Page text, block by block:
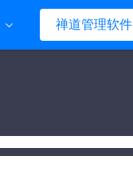
禅道管理软件